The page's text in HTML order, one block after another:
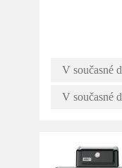
V současné
V současné